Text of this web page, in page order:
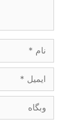
ایمیل
وبگاه